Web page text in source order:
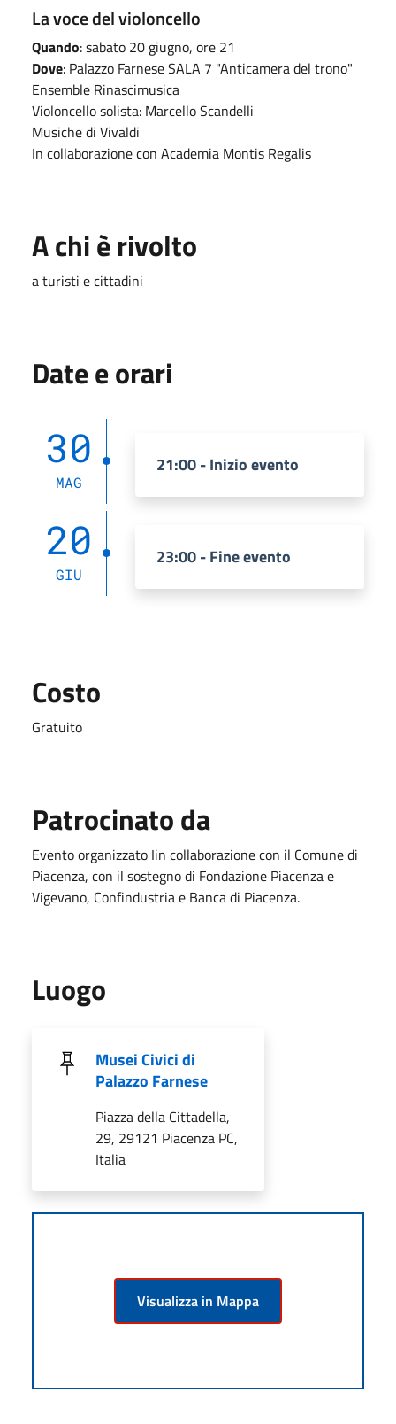
La voce del violoncello
Quando: sabato 20 giugno, ore 21
Dove: Palazzo Farnese SALA 7 "Anticamera del trono"
Ensemble Rinascimusica
Violoncello solista: Marcello Scandelli
Musiche di Vivaldi
In collaborazione con Academia Montis Regalis
A chi è rivolto
a turisti e cittadini
Date e orari
30
MAG
21:00 - Inizio evento
20
GIU
23:00 - Fine evento
Costo
Gratuito
Patrocinato da
Evento organizzato Iin collaborazione con il Comune di
Piacenza, con il sostegno di Fondazione Piacenza e
Vigevano, Confindustria e Banca di Piacenza.
Luogo
Musei Civici di
Palazzo Farnese
Piazza della Cittadella,
29, 29121 Piacenza PC,
Italia
Visualizza in Mappa